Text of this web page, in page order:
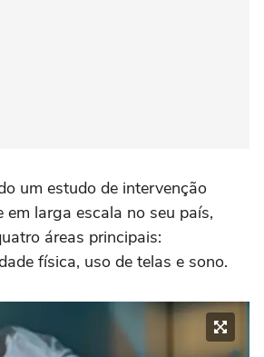
um estudo de intervenção
em larga escala no seu país,
áreas principais:
física, uso de telas e sono.